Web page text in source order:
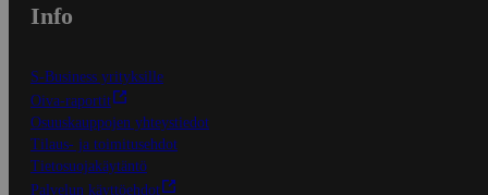
Info
S-Business yrityksille
Oiva-raportit
Osuuskauppojen yhteystiedot
Tilaus- ja toimitusehdot
Tietosuojakäytäntö
Palvelun käyttöehdot